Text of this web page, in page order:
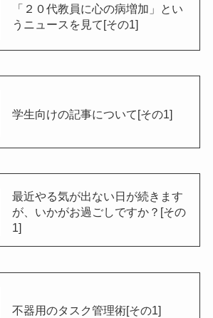
「２０代教員に心の病増加」とい
うニュースを見て[その1]
学生向けの記事について[その1]
最近やる気が出ない日が続きます
が、いかがお過ごしですか？[その
1]
不器用のタスク管理術[その1]